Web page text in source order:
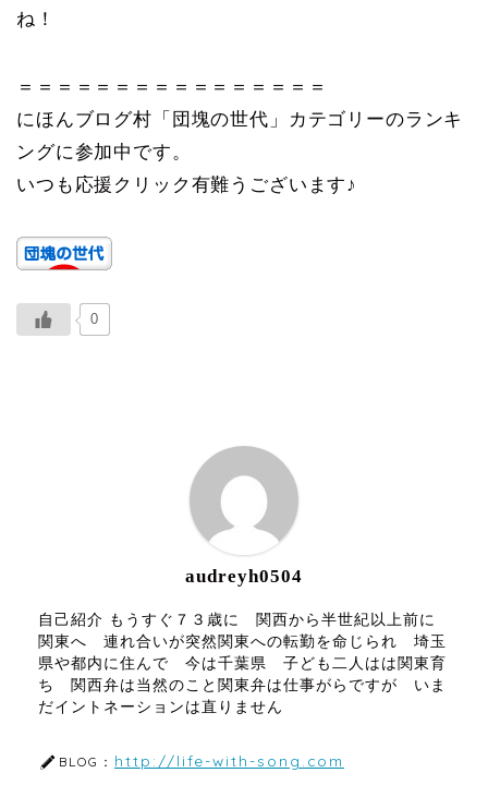
ね！
＝＝＝＝＝＝＝＝＝＝＝＝＝＝＝＝
にほんブログ村「団塊の世代」カテゴリーのランキ
ングに参加中です。
いつも応援クリック有難うございます♪
0
audreyh0504
自己紹介 もうすぐ７３歳に 関西から半世紀以上前に
関東へ 連れ合いが突然関東への転勤を命じられ 埼玉
県や都内に住んで 今は千葉県 子ども二人はは関東育
ち 関西弁は当然のこと関東弁は仕事がらですが いま
だイントネーションは直りません
BLOG： http://life-with-song.com